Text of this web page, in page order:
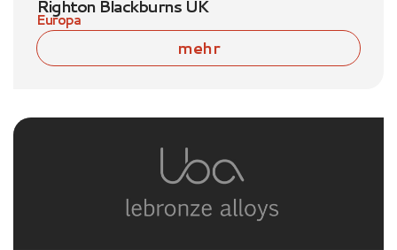
Righton Blackburns UK
Europa
mehr